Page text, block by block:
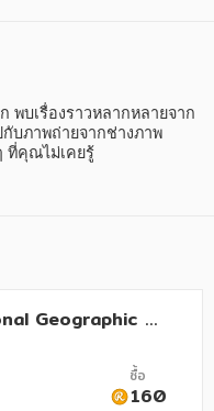
บภาพถ่ายจากช่างภาพ
ที่คุณไม่เคยรู้
Geographic ปีที่
ซื้อ
160